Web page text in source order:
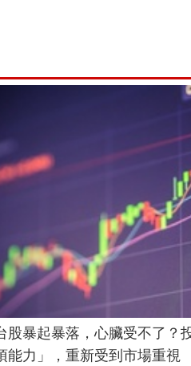
股暴起暴落，心臟受不了？
能力」，重新受到市場重視